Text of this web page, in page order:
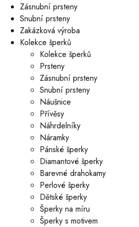
Zásnubní prsteny
Snubní prsteny
Zakázková výroba
Kolekce šperků
Kolekce šperků
Prsteny
Zásnubní prsteny
Snubní prsteny
Náušnice
Přívěsy
Náhrdelníky
Náramky
Pánské šperky
Diamantové šperky
Barevné drahokamy
Perlové šperky
Dětské šperky
Šperky na míru
Šperky s motivem